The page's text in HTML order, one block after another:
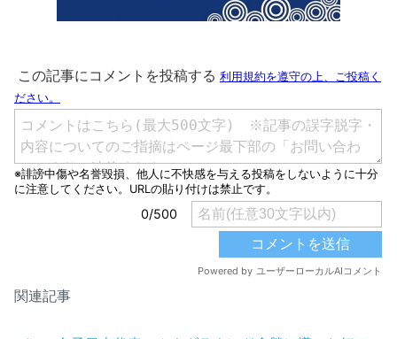
関連記事